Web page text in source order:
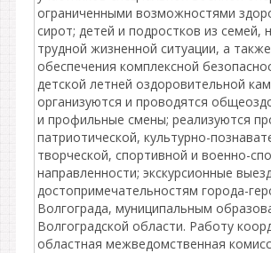
ограниченными возможностями
сирот; детей и подростков из семей,
трудной жизненной ситуации, а
обеспечения комплексной
детской летней оздоровительной
организуются и проводятся
и профильные смены; реализуются
патриотической, культурно-
творческой, спортивной и военно-
направленности; экскурсионные
достопримечательностям города-
Волгограда, муниципальным
Волгоградской области. Работу
областная межведомственная